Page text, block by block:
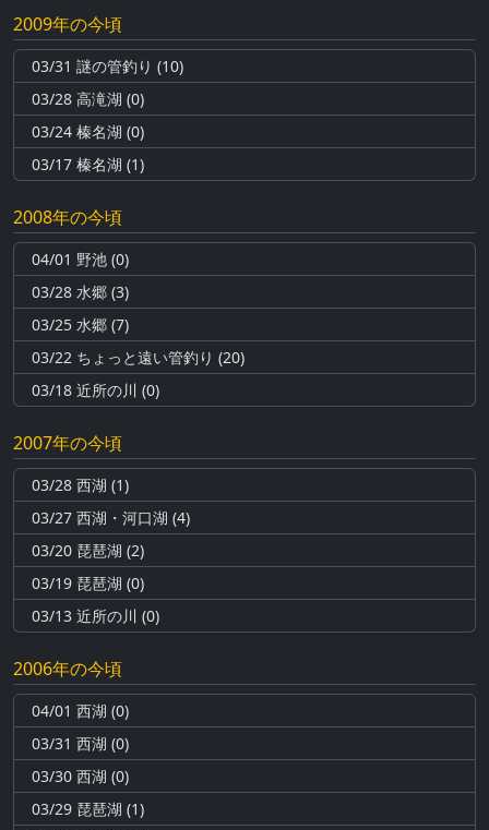
2009年の今頃
03/31 謎の管釣り (10)
03/28 高滝湖 (0)
03/24 榛名湖 (0)
03/17 榛名湖 (1)
2008年の今頃
04/01 野池 (0)
03/28 水郷 (3)
03/25 水郷 (7)
03/22 ちょっと遠い管釣り (20)
03/18 近所の川 (0)
2007年の今頃
03/28 西湖 (1)
03/27 西湖・河口湖 (4)
03/20 琵琶湖 (2)
03/19 琵琶湖 (0)
03/13 近所の川 (0)
2006年の今頃
04/01 西湖 (0)
03/31 西湖 (0)
03/30 西湖 (0)
03/29 琵琶湖 (1)